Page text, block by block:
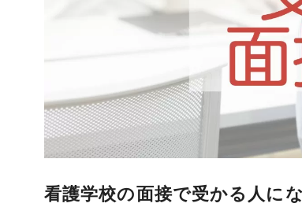
看護学校の面接で受かる人に